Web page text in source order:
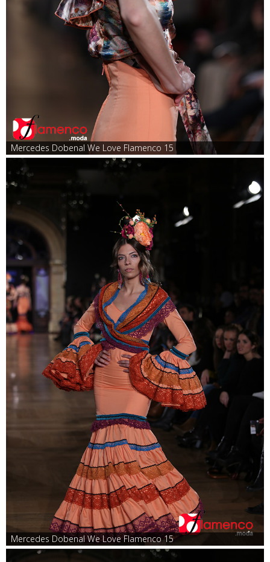
Mercedes Dobenal We Love Flamenco 15
Mercedes Dobenal We Love Flamenco 15